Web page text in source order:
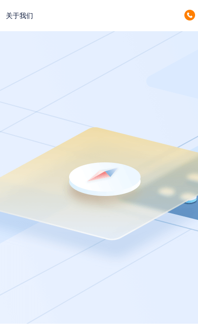
关于我们